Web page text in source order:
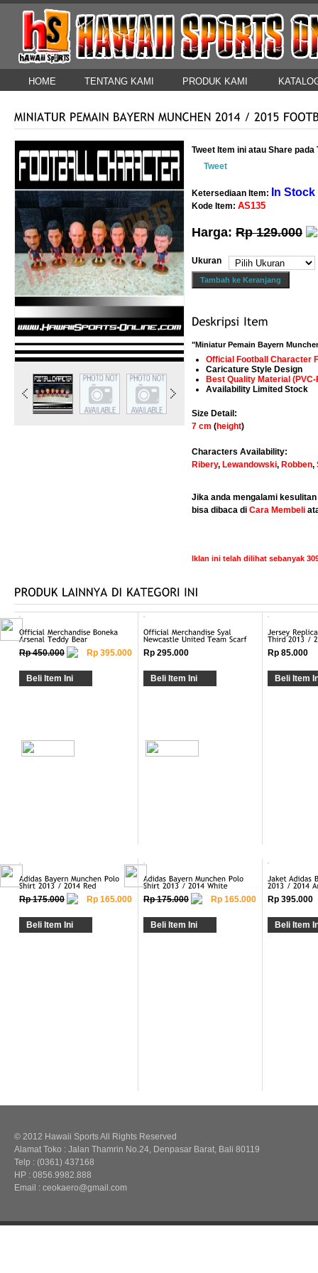
HOME TENTANG KAMI PRODUK KAMI
Tweet Item ini atau Share pada
Tweet
Ketersediaan Item: In Stock
Kode Item: AS135
Harga: Rp 129.000
Ukuran
"Miniatur Pemain Bayern
Official Football Character
Caricature Style Design
Best Quality Material (PVC-
Availability Limited Stock
Size Detail:
7 cm (height)
Characters Availability:
Ribery, Lewandowski, Robben,
Jika anda mengalami
bisa dibaca di Cara Membeli
Iklan ini telah dilihat sebanyak
Rp 450.000 Rp 395.000
Beli Item Ini
Rp 295.000
Beli Item Ini
Rp 85.000
Beli Item
Rp 175.000 Rp 165.000
Beli Item Ini
Rp 175.000 Rp 165.000
Beli Item Ini
Rp 395.000
Beli Item
© 2012 Hawaii Sports All Rights Reserved
Alamat Toko : Jalan Thamrin No.24, Denpasar Barat, Bali 80119
Telp : (0361) 437168
HP : 0856.9982.888
Email : ceokaero@gmail.com